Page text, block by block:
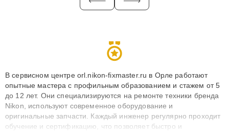
В сервисном центре orl.nikon-fixmaster.ru в Орле работают
опытные мастера с профильным образованием и стажем от 5
до 12 лет. Они специализируются на ремонте техники бренда
Nikon, используют современное оборудование и
оригинальные запчасти. Каждый инженер регулярно проходит
обучение и сертификацию, что позволяет быстро и